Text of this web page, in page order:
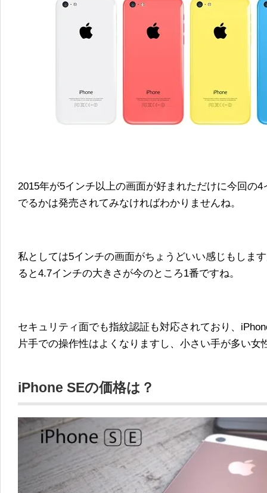
2015年が5インチ以上の画面が好まれただけに今回の
でるかは発売されてみなければわかりませんね。
私としては5インチの画面がちょうどいい感じもしま
ると4.7インチの大きさが今のところ1番ですね。
セキュリティ面でも指紋認証も対応されており、
片手での操作性はよくなりますし、小さい手が多い女
iPhone SEの価格は？